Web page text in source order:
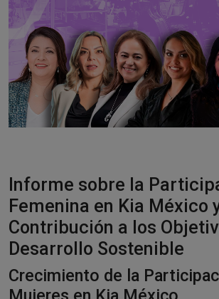
Responsible AI training
Descubre más
Español
Informe sobre la
Femenina en Kia México
Contribución a los
Desarrollo Sostenible
Crecimiento de la